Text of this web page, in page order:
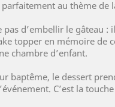
au thème de
d’embellir le gâteau
topper en mémoire de
chambre d’enfant.
baptême, le dessert
C’est la